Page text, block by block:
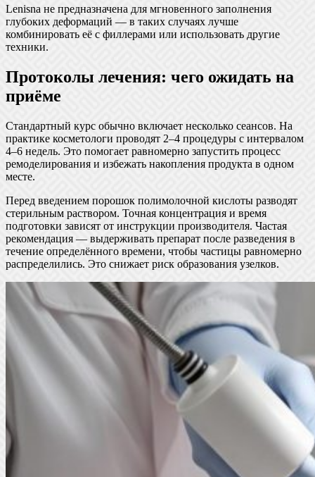
Lenisna не предназначена для мгновенного заполнения
глубоких деформаций — в таких случаях лучше
комбинировать её с филлерами или использовать другие
техники.
Протоколы лечения: чего ожидать на
приёме
Стандартный курс обычно включает несколько сеансов. На
практике косметологи проводят 2–4 процедуры с интервалом
4–6 недель. Это помогает равномерно запустить процесс
ремоделирования и избежать накопления продукта в одном
месте.
Перед введением порошок полимолочной кислоты разводят
стерильным раствором. Точная концентрация и время
подготовки зависят от инструкции производителя. Частая
рекомендация — выдерживать препарат после разведения в
течение определённого времени, чтобы частицы равномерно
распределились. Это снижает риск образования узелков.